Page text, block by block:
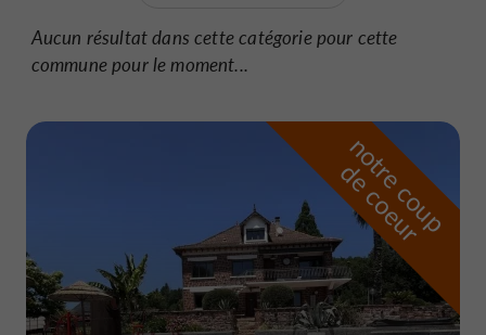
Aucun résultat dans cette catégorie pour cette
commune pour le moment...
n
o
t
r
e
c
o
u
p
d
e
c
o
e
u
r